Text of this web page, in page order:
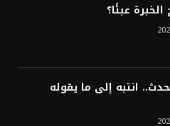
عبئًا؟
انتبه إلى ما يقوله